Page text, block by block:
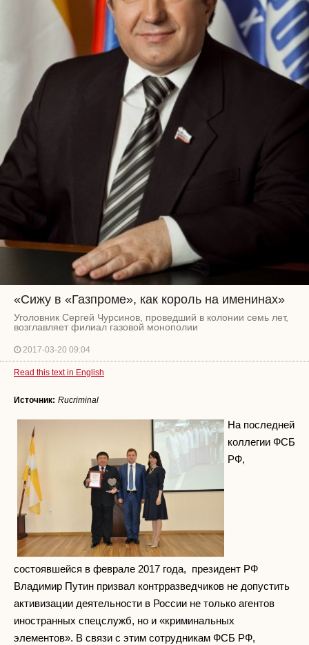
«Сижу в «Газпроме», как король на именинах»
Уголовник Сергей Чурсинов, проведший в колонии семь лет,
возглавляет филиал газовой монополии
2017-03-20 09:04
Read this text in English
Источник: Rucriminal
На последней
коллегии ФСБ
РФ,
состоявшейся в феврале 2017 года, президент РФ
Владимир Путин призвал контрразведчиков не допустить
активизации деятельности в России не только агентов
иностранных спецслужб, но и «криминальных
элементов». В связи с этим сотрудникам ФСБ РФ,